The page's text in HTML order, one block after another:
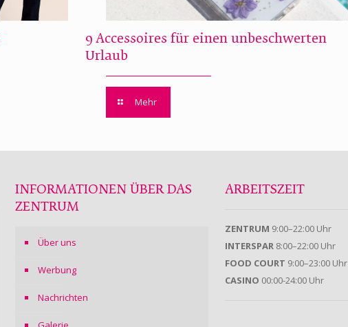
9 Accessoires für einen unbeschwerten
Urlaub
Mehr
INFORMATIONEN ÜBER DAS
ZENTRUM
Über uns
Werbung
Nachrichten
ARBEITSZEIT
ZENTRUM 9:00–22:00 Uhr
INTERSPAR 8:00–22:00 Uhr
FOOD COURT 9:00–23:00 Uhr
CASINO 00:00-24:00 Uhr